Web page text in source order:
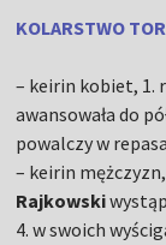
KOLARSTWO
– keirin kobiet, 1.
awansowała do
powalczy w
– keirin
Rajkowski
4. w swoich